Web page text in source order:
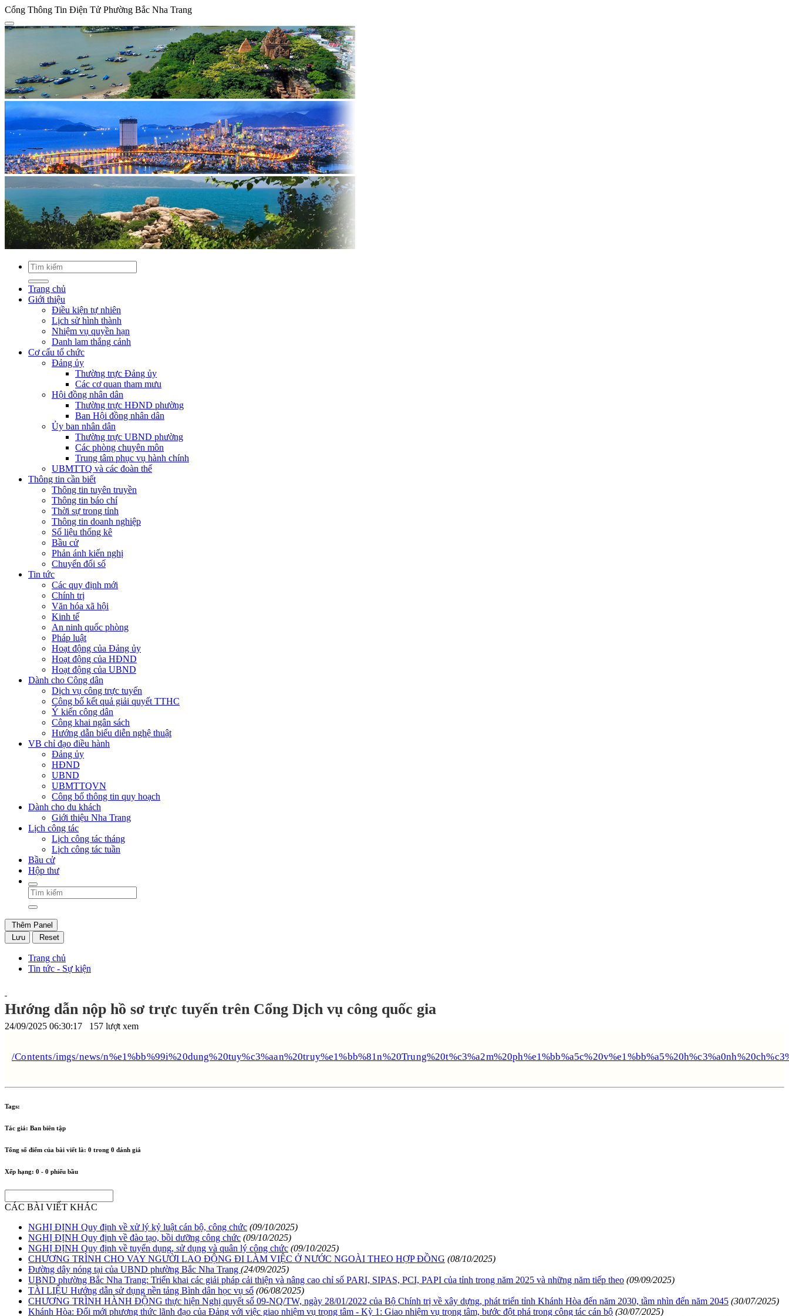
Cổng Thông Tin Điện Tử Phường Bắc Nha Trang
Trang chủ
Giới thiệu
Điều kiện tự nhiên
Lịch sử hình thành
Nhiệm vụ quyền hạn
Danh lam thắng cảnh
Cơ cấu tổ chức
Đảng ủy
Thường trực Đảng ủy
Các cơ quan tham mưu
Hội đồng nhân dân
Thường trực HĐND phường
Ban Hội đồng nhân dân
Ủy ban nhân dân
Thường trực UBND phường
Các phòng chuyên môn
Trung tâm phục vụ hành chính
UBMTTQ và các đoàn thể
Thông tin cần biết
Thông tin tuyên truyền
Thông tin báo chí
Thời sự trong tỉnh
Thông tin doanh nghiệp
Số liệu thống kê
Bầu cử
Phản ánh kiến nghị
Chuyển đổi số
Tin tức
Các quy định mới
Chính trị
Văn hóa xã hội
Kinh tế
An ninh quốc phòng
Pháp luật
Hoạt động của Đảng ủy
Hoạt động của HĐND
Hoạt động của UBND
Dành cho Công dân
Dịch vụ công trực tuyến
Công bố kết quả giải quyết TTHC
Ý kiến công dân
Công khai ngân sách
Hướng dẫn biểu diễn nghệ thuật
VB chỉ đạo điều hành
Đảng ủy
HĐND
UBND
UBMTTQVN
Công bố thông tin quy hoạch
Dành cho du khách
Giới thiệu Nha Trang
Lịch công tác
Lịch công tác tháng
Lịch công tác tuần
Bầu cử
Hộp thư
Thêm Panel
Lưu
Reset
Trang chủ
Tin tức - Sự kiện
Hướng dẫn nộp hồ sơ trực tuyến trên Cổng Dịch vụ công quốc gia
24/09/2025 06:30:17 157 lượt xem
/Contents/imgs/news/
Tags:
Tác giả: Ban biên tập
Tổng số điểm của bài viết là: 0 trong 0 đánh giá
Xếp hạng: 0 - 0 phiếu bầu
CÁC BÀI VIẾT KHÁC
NGHỊ ĐỊNH Quy định về xử lý kỷ luật cán bộ, công chức (09/10/2025)
NGHỊ ĐỊNH Quy định về đào tạo, bồi dưỡng công chức (09/10/2025)
NGHỊ ĐỊNH Quy định về tuyển dụng, sử dụng và quân lý công chức (09/10/2025)
CHƯƠNG TRÌNH CHO VAY NGƯỜI LAO ĐỘNG ĐI LÀM VIỆC Ở NƯỚC NGOÀI THEO HỢP ĐỒNG (08/10/2025)
Đường dây nóng tại của UBND phường Bắc Nha Trang (24/09/2025)
UBND phường Bắc Nha Trang: Triển khai các giải pháp cải thiện và nâng cao chỉ số PARI, SIPAS, PCI, PAPI của tỉnh trong năm 2025 và những năm tiếp theo (09/09/2025)
TÀI LIỆU Hướng dẫn sử dụng nền tảng Bình dân học vụ số (06/08/2025)
CHƯƠNG TRÌNH HÀNH ĐỘNG thực hiện Nghị quyết số 09-NQ/TW, ngày 28/01/2022 của Bộ Chính trị về xây dựng, phát triển tỉnh Khánh Hòa đến năm 2030, tầm nhìn đến năm 2045 (30/07/2025)
Khánh Hòa: Đổi mới phương thức lãnh đạo của Đảng với việc giao nhiệm vụ trọng tâm - Kỳ 1: Giao nhiệm vụ trọng tâm, bước đột phá trong công tác cán bộ (30/07/2025)